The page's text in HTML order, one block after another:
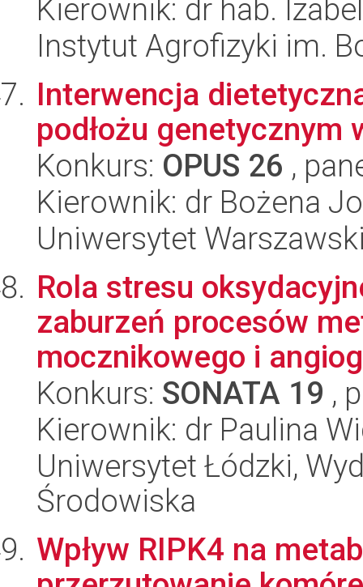
Kierownik: dr hab.
Instytut Agrofizyki im.
Interwencja
podłożu genetycznym
Konkurs: OPUS 26 ,
Kierownik: dr Bożena
Uniwersytet
Rola stresu
zaburzeń procesów
mocznikowego i
Konkurs: SONATA 19 ,
Kierownik: dr Paulina
Uniwersytet Łódzki,
Środowiska
Wpływ RIPK4 na